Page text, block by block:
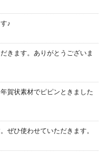
♪
きます。ありがとうございま
賀状素材でピピンときました
ぜひ使わせていただきます。